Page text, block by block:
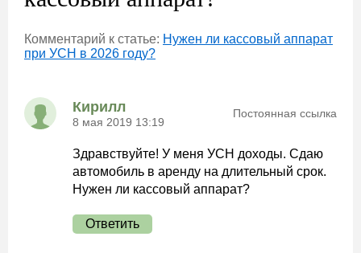
Комментарий к статье: Нужен ли кассовый аппарат
при УСН в 2026 году?
Кирилл
8 мая 2019 13:19
Постоянная ссылка
Здравствуйте! У меня УСН доходы. Сдаю
автомобиль в аренду на длительный срок.
Нужен ли кассовый аппарат?
Ответить